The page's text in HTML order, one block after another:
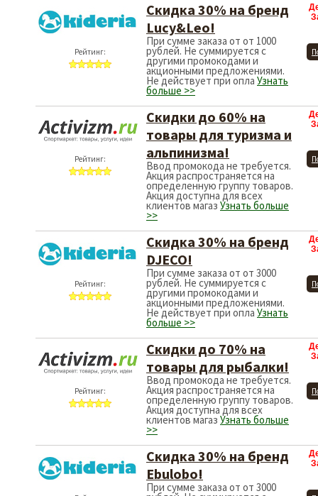
Рейтинг:
Скидка 30% на бренд
Lucy&Leo!
При сумме заказа от от 1000
рублей. Не суммируется с
другими промокодами и
акционными предложениями.
Не действует при опла Узнать
больше >>
Рейтинг:
Скидки до 60% на
товары для туризма и
альпинизма!
Ввод промокода не требуется.
Акция распространяется на
определенную группу товаров.
Акция доступна для всех
клиентов магаз Узнать больше
>>
Рейтинг:
Скидка 30% на бренд
DJECO!
При сумме заказа от от 3000
рублей. Не суммируется с
другими промокодами и
акционными предложениями.
Не действует при опла Узнать
больше >>
Рейтинг:
Скидки до 70% на
товары для рыбалки!
Ввод промокода не требуется.
Акция распространяется на
определенную группу товаров.
Акция доступна для всех
клиентов магаз Узнать больше
>>
Скидка 30% на бренд
Ebulobo!
При сумме заказа от от 3000